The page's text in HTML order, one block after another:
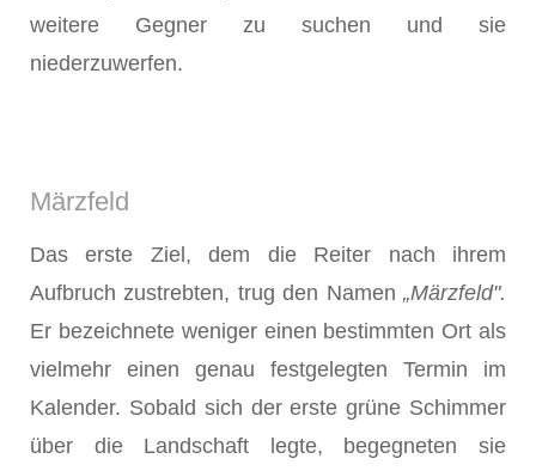
weitere Gegner zu suchen und sie
niederzuwerfen.
Märzfeld
Das erste Ziel, dem die Reiter nach ihrem
Aufbruch zustrebten, trug den Namen „Märzfeld".
Er bezeichnete weniger einen bestimmten Ort als
vielmehr einen genau festgelegten Termin im
Kalender. Sobald sich der erste grüne Schimmer
über die Landschaft legte, begegneten sie